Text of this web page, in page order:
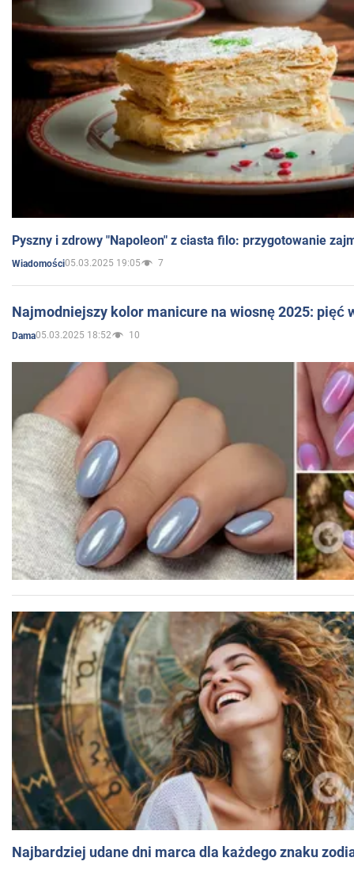
Pyszny i zdrowy "Napoleon" z ciasta filo: przygotowanie
Wiadomości05.03.2025 19:05 7
Najmodniejszy kolor manicure na wiosnę 2025: pięć
Dama05.03.2025 18:52 10
Najbardziej udane dni marca dla każdego znaku